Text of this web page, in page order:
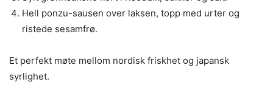
Hell ponzu-sausen over laksen, topp med urter og
ristede sesamfrø.
Et perfekt møte mellom nordisk friskhet og japansk
syrlighet.